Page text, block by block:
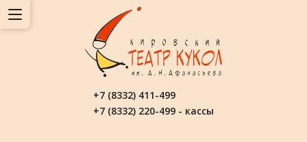
+7 (8332) 411-499
+7 (8332) 220-499 - кассы